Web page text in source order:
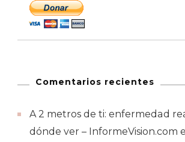
Comentarios recientes
A 2 metros de ti: enfermedad
dónde ver – InformeVision.com